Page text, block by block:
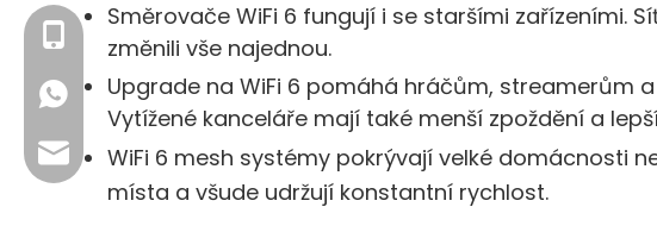
Směrovače WiFi 6 fungují i ​​se staršími zařízeními.
změnili vše najednou.
Upgrade na WiFi 6 pomáhá hráčům, streamerům
Vytížené kanceláře mají také menší zpoždění a
WiFi 6 mesh systémy pokrývají velké domácnosti
místa a všude udržují konstantní rychlost.
+86- 13923714138
+86 13923714138
Obchodní e-mail: sales@lb-link.com
Technická podpora: info@lb-link.com